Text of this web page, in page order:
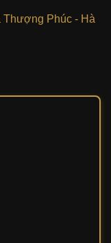
Thượng Phúc - Hà